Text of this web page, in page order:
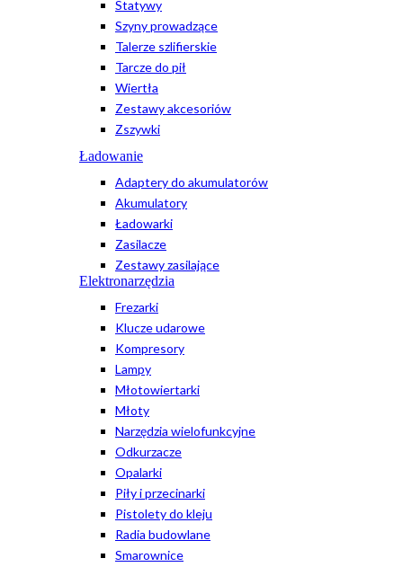
Statywy
Szyny prowadzące
Talerze szlifierskie
Tarcze do pił
Wiertła
Zestawy akcesoriów
Zszywki
Ładowanie
Adaptery do akumulatorów
Akumulatory
Ładowarki
Zasilacze
Zestawy zasilające
Elektronarzędzia
Frezarki
Klucze udarowe
Kompresory
Lampy
Młotowiertarki
Młoty
Narzędzia wielofunkcyjne
Odkurzacze
Opalarki
Piły i przecinarki
Pistolety do kleju
Radia budowlane
Smarownice